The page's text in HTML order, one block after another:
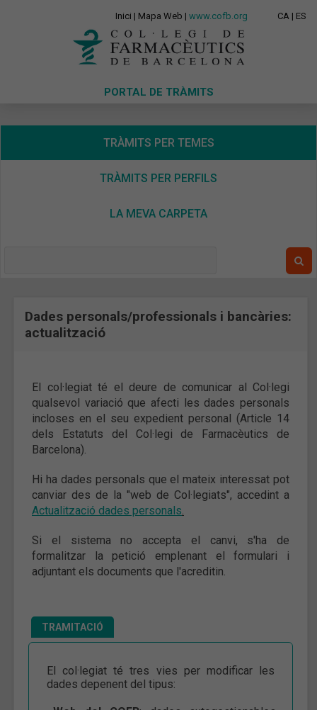
Inici | Mapa Web | www.cofb.org CA | ES
PORTAL DE TRÀMITS
TRÀMITS PER TEMES
TRÀMITS PER PERFILS
LA MEVA CARPETA
Dades personals/professionals i bancàries:
actualització
El col·legiat té el deure de comunicar al Col·legi
qualsevol variació que afecti les dades personals
incloses en el seu expedient personal (Article 14
dels Estatuts del Col·legi de Farmacèutics de
Barcelona).
Hi ha dades personals que el mateix interessat pot
canviar des de la "web de Col·legiats", accedint a
Actualització dades personals.
Si el sistema no accepta el canvi, s'ha de
formalitzar la petició emplenant el formulari i
adjuntant els documents que l'acreditin.
TRAMITACIÓ
El col·legiat té tres vies per modificar les
dades depenent del tipus: